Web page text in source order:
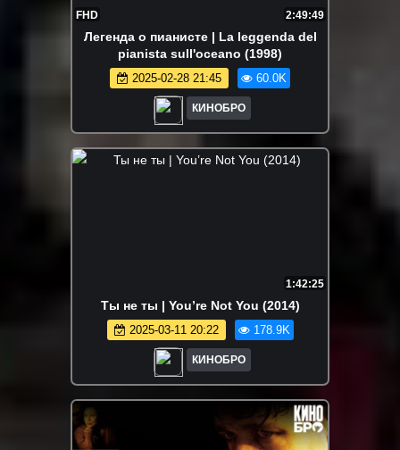
FHD 2:49:49
Легенда о пианисте | La leggenda del
pianista sull'oceano (1998)
2025-02-28 21:45 60.0K
КИНОБРО
1:42:25
Ты не ты | You’re Not You (2014)
2025-03-11 20:22 178.9K
КИНОБРО